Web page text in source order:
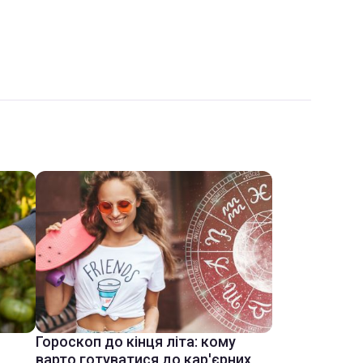
Гороскоп до кінця літа: кому
варто готуватися до кар'єрних